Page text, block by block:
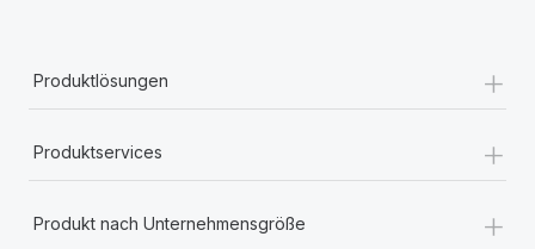
Produktlösungen +
Produktservices +
Produkt nach Unternehmensgröße +